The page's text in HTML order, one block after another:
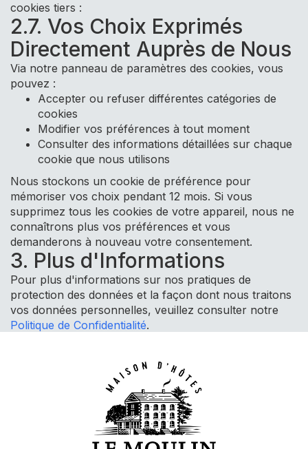
cookies tiers :
2.7. Vos Choix Exprimés
Directement Auprès de Nous
Via notre panneau de paramètres des cookies, vous
pouvez :
Accepter ou refuser différentes catégories de
cookies
Modifier vos préférences à tout moment
Consulter des informations détaillées sur chaque
cookie que nous utilisons
Nous stockons un cookie de préférence pour
mémoriser vos choix pendant 12 mois. Si vous
supprimez tous les cookies de votre appareil, nous ne
connaîtrons plus vos préférences et vous
demanderons à nouveau votre consentement.
3. Plus d'Informations
Pour plus d'informations sur nos pratiques de
protection des données et la façon dont nous traitons
vos données personnelles, veuillez consulter notre
Politique de Confidentialité.